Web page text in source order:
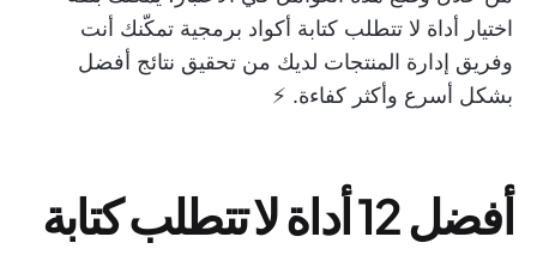
اختيار أداة لا تتطلب كتابة أكواد برمجية تمكّنك أنت
وفريق إدارة المنتجات لديك من تحقيق نتائج أفضل
بشكل أسرع وأكثر كفاءة. ⚡️
أفضل 12 أداة لا تتطلب كتابة